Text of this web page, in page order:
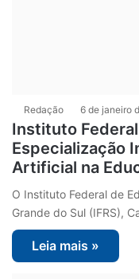
Redação 6 de janeiro
Instituto
Especialização
Artificial na
O Instituto Federal de
Grande do Sul (IFRS),
Leia mais »